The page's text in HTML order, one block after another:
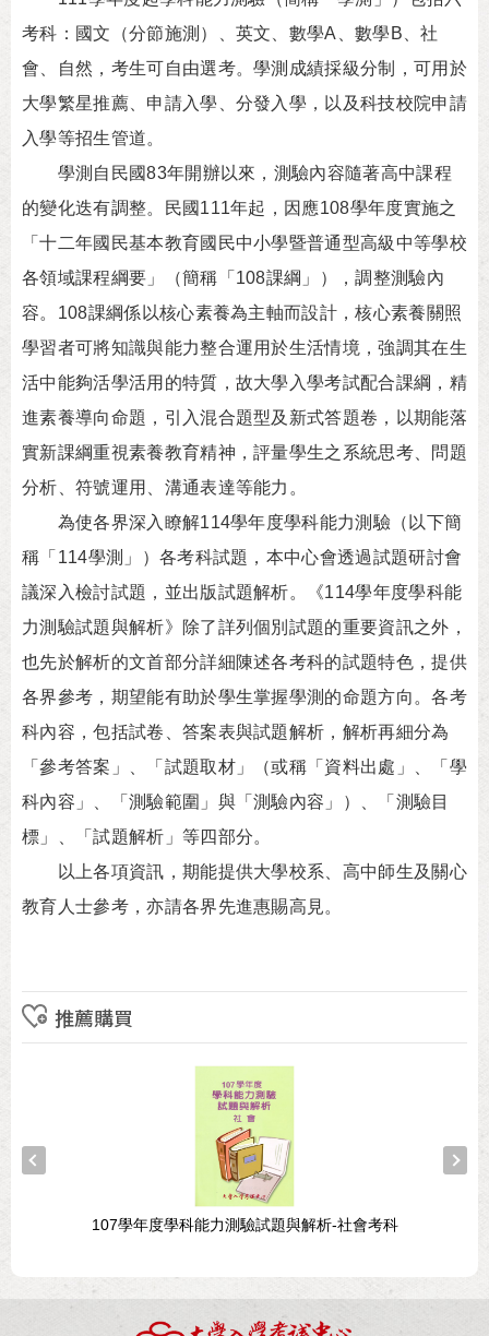
考科：國文（分節施測）、英文、數學A、數學B、社
會、自然，考生可自由選考。學測成績採級分制，可用於
大學繁星推薦、申請入學、分發入學，以及科技校院申請
入學等招生管道。
學測自民國83年開辦以來，測驗內容隨著高中課程
的變化迭有調整。民國111年起，因應108學年度實施之
「十二年國民基本教育國民中小學暨普通型高級中等學校
各領域課程綱要」（簡稱「108課綱」），調整測驗內
容。108課綱係以核心素養為主軸而設計，核心素養關照
學習者可將知識與能力整合運用於生活情境，強調其在生
活中能夠活學活用的特質，故大學入學考試配合課綱，精
進素養導向命題，引入混合題型及新式答題卷，以期能落
實新課綱重視素養教育精神，評量學生之系統思考、問題
分析、符號運用、溝通表達等能力。
為使各界深入瞭解114學年度學科能力測驗（以下簡
稱「114學測」）各考科試題，本中心會透過試題研討會
議深入檢討試題，並出版試題解析。《114學年度學科能
力測驗試題與解析》除了詳列個別試題的重要資訊之外，
也先於解析的文首部分詳細陳述各考科的試題特色，提供
各界參考，期望能有助於學生掌握學測的命題方向。各考
科內容，包括試卷、答案表與試題解析，解析再細分為
「參考答案」、「試題取材」（或稱「資料出處」、「學
科內容」、「測驗範圍」與「測驗內容」）、「測驗目
標」、「試題解析」等四部分。
以上各項資訊，期能提供大學校系、高中師生及關心
教育人士參考，亦請各界先進惠賜高見。
推薦購買
107學年度學科能力測驗試題與解析-社會考科